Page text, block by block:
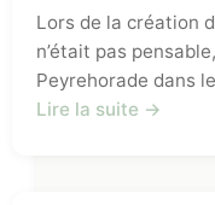
Lors de la création
n’était pas
Peyrehorade dans
Lire la suite →